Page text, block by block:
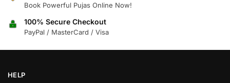
Book Powerful Pujas Online Now!
100% Secure Checkout
PayPal / MasterCard / Visa
HELP